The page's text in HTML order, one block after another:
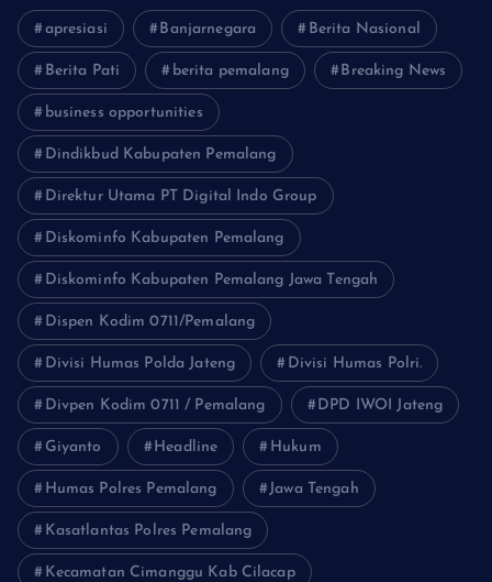
apresiasi Banjarnegara Berita Nasional
Berita Pati berita pemalang Breaking News
business opportunities
Dindikbud Kabupaten Pemalang
Direktur Utama PT Digital Indo Group
Diskominfo Kabupaten Pemalang
Diskominfo Kabupaten Pemalang Jawa Tengah
Dispen Kodim 0711/Pemalang
Divisi Humas Polda Jateng Divisi Humas Polri.
Divpen Kodim 0711 / Pemalang DPD IWOI Jateng
Giyanto Headline Hukum
Humas Polres Pemalang Jawa Tengah
Kasatlantas Polres Pemalang
Kecamatan Cimanggu Kab Cilacap